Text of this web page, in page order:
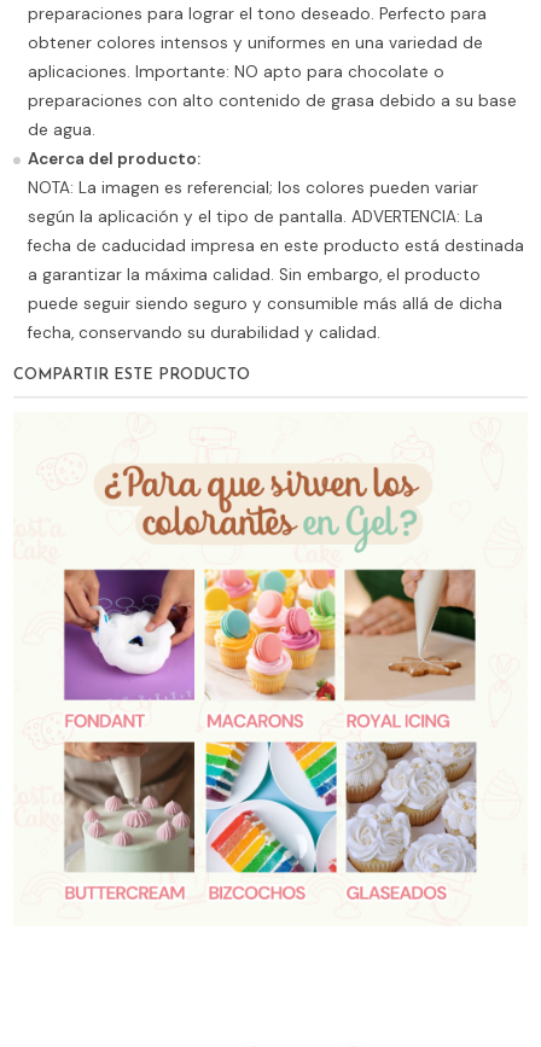
preparaciones para lograr el tono deseado. Perfecto para
obtener colores intensos y uniformes en una variedad de
aplicaciones. Importante: NO apto para chocolate o
preparaciones con alto contenido de grasa debido a su base
de agua.
Acerca del producto:
NOTA: La imagen es referencial; los colores pueden variar
según la aplicación y el tipo de pantalla. ADVERTENCIA: La
fecha de caducidad impresa en este producto está destinada
a garantizar la máxima calidad. Sin embargo, el producto
puede seguir siendo seguro y consumible más allá de dicha
fecha, conservando su durabilidad y calidad.
COMPARTIR ESTE PRODUCTO